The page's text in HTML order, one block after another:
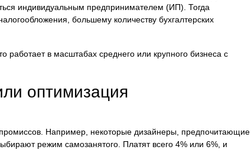
индивидуальным предпринимателем (ИП). Тогда
большему количеству бухгалтерских
работает в масштабах среднего или крупного бизнеса с
оптимизация
Например, некоторые дизайнеры, предпочитающие
режим самозанятого. Платят всего 4% или 6%, и